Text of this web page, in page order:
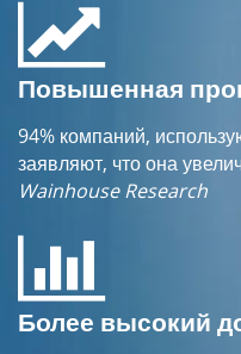
Повышенная
94% компаний,
заявляют, что она
Wainhouse Research
Более высокий